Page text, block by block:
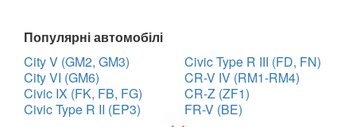
Популярні автомобілі
City V (GM2, GM3)
City VI (GM6)
Civic IX (FK, FB, FG)
Civic Type R II (EP3)
Civic Type R III (FD, FN)
CR-V IV (RM1-RM4)
CR-Z (ZF1)
FR-V (BE)